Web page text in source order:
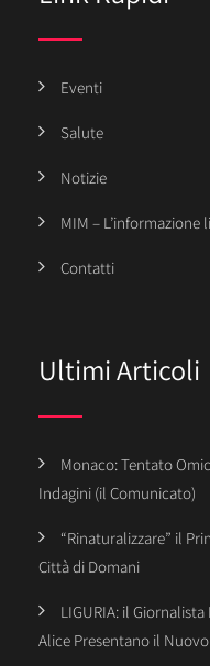
Eventi
Salute
Notizie
MIM – L’informazione
Contatti
Ultimi Articoli
Monaco: Tentato
Indagini (il Comunicato)
“Rinaturalizzare” il
Città di Domani
LIGURIA: il
Alice Presentano il